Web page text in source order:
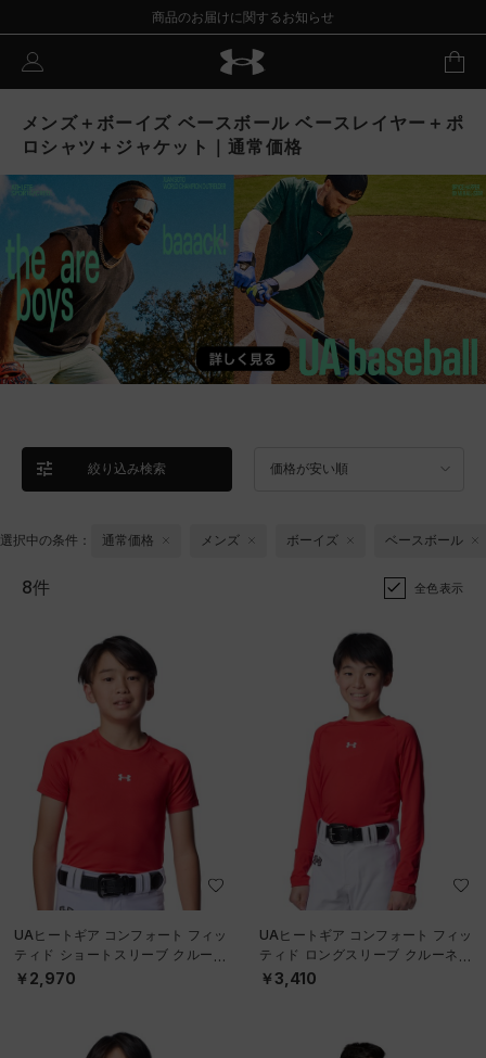
商品のお届けに関するお知らせ
メンズ＋ボーイズ ベースボール ベースレイヤー＋ポ
ロシャツ＋ジャケット｜通常価格
絞り込み検索 価格が安い順
選択中の条件： 通常価格 メンズ ボーイズ ベースボール
8件 全色表示
UAヒートギア コンフォート フィッ
ティド ショートスリーブ クルーネ
ック シャツ（ベースボール/BOY
￥2,970
UAヒートギア コンフォート フィッ
ティド ロングスリーブ クルーネッ
ク シャツ（ベースボール/BOYS）
￥3,410